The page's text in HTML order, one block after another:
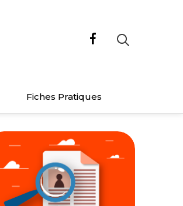
Fiches Pratiques